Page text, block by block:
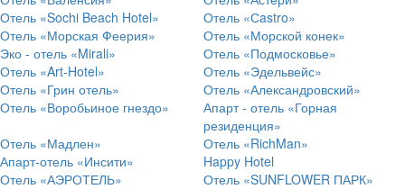
Отель «Sochi Beach Hotel»
Отель «Сastro»
Отель «Морская Феерия»
Отель «Морской конек»
Эко - отель «Mirali»
Отель «Подмосковье»
Отель «Art-Hotel»
Отель «Эдельвейс»
Отель «Грин отель»
Отель «Александровский»
Отель «Воробьиное гнездо»
Апарт - отель «Горная
резиденция»
Отель «Мадлен»
Отель «RichMan»
Апарт-отель «Инсити»
Happy Hotel
Отель «АЭРОТЕЛЬ»
Отель «SUNFLOWER ПАРК»